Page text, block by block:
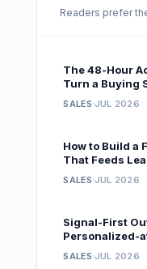
Readers prefer
The 48-Hour
Turn a Buying
Sees It
SALES JUL 2026
How to Build a
That Feeds
Workflow
SALES JUL 2026
Signal-First
Personalized-
SALES JUL 2026